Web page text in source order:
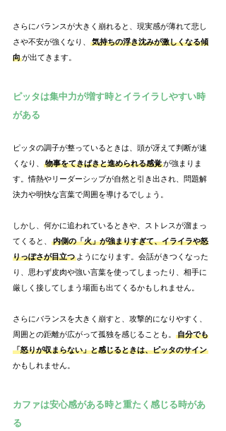
さらにバランスが大きく崩れると、現実感が薄れて悲し
さや不安が強くなり、
気持ちの浮き沈みが激しくなる傾
向が出てきます。
ピッタは集中力が増す時とイライラしやすい時
がある
ピッタの調子が整っているときは、頭が冴えて判断が速
くなり、
物事をてきぱきと進められる感覚が強まりま
す。情熱やリーダーシップが自然と引き出され、問題解
決力や明快な言葉で周囲を導けるでしょう。
しかし、何かに追われているときや、ストレスが溜まっ
てくると、
内側の「火」が強まりすぎて、イライラや怒
りっぽさが目立つ ようになります。会話がきつくなった
り、思わず皮肉や強い言葉を使ってしまったり、相手に
厳しく接してしまう場面も出てくるかもしれません。
さらにバランスを大きく崩すと、攻撃的になりやすく、
周囲との距離が広がって孤独を感じることも。
自分でも
「怒りが収まらない」と感じるときは、ピッタのサイン
かもしれません。
カファは安心感がある時と重たく感じる時があ
る